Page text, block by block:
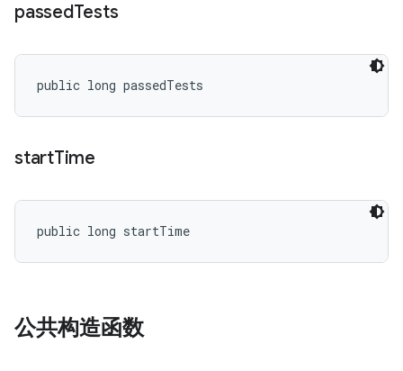
passedTests
public long passedTests
startTime
public long startTime
公共构造函数